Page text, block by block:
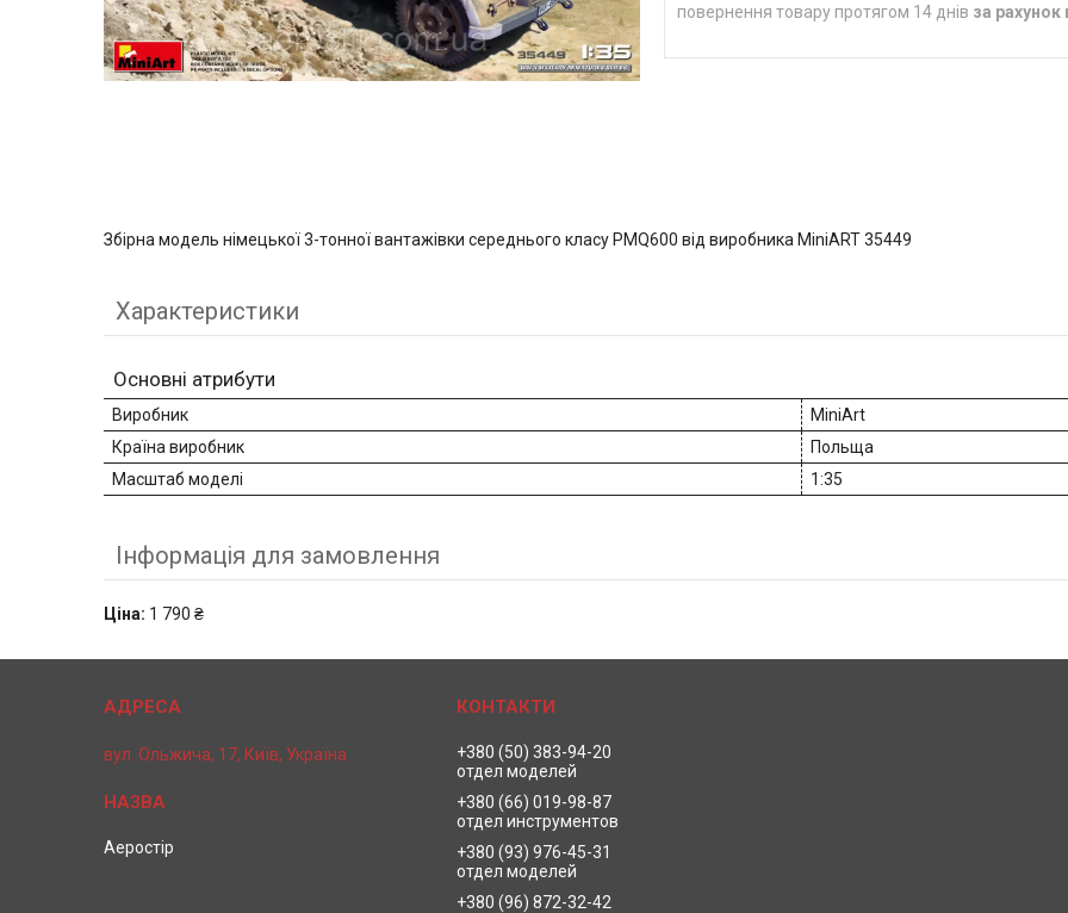
повернення товару протягом 14 днів за рахунок
Збірна модель німецької 3-тонної вантажівки середнього класу PMQ600 від виробника MiniART 35449
Характеристики
Основні атрибути
Виробник
MiniArt
Країна виробник
Польща
Масштаб моделі
1:35
Інформація для замовлення
Ціна: 1 790 ₴
вул. Ольжича, 17, Київ, Україна
Аеростір
+380 (50) 383-94-20
отдел моделей
+380 (66) 019-98-87
отдел инструментов
+380 (93) 976-45-31
отдел моделей
+380 (96) 872-32-42